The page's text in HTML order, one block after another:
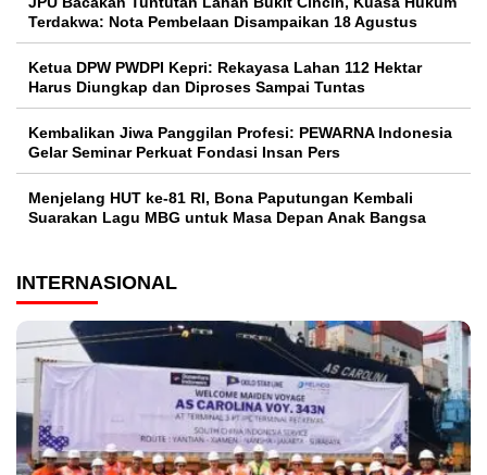
Terdakwa: Nota Pembelaan Disampaikan 18 Agustus
Ketua DPW PWDPI Kepri: Rekayasa Lahan 112 Hektar
Harus Diungkap dan Diproses Sampai Tuntas
Kembalikan Jiwa Panggilan Profesi: PEWARNA Indonesia
Gelar Seminar Perkuat Fondasi Insan Pers
Menjelang HUT ke-81 RI, Bona Paputungan Kembali
Suarakan Lagu MBG untuk Masa Depan Anak Bangsa
INTERNASIONAL